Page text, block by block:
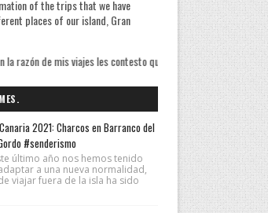
of the trips that we have
places of our island, Gran
les contesto que sé bien de qué huyo pero ignoro lo que busco.
2021: Charcos en Barranco del
#senderismo
último año nos hemos tenido
a una nueva normalidad,
viajar fuera de la isla ha sido